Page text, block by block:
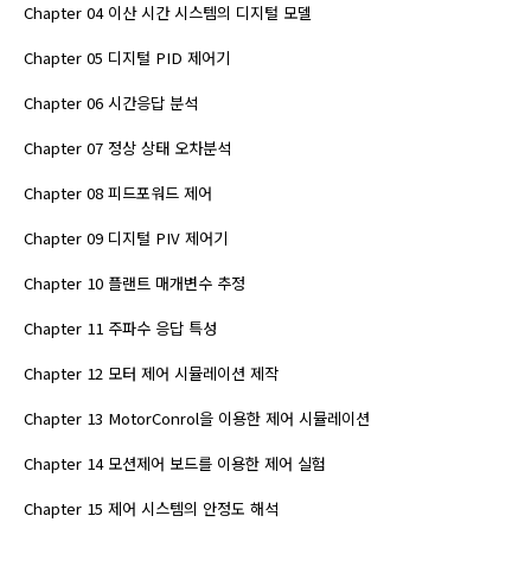
Chapter 04 이산 시간 시스템의 디지털 모델
Chapter 05 디지털 PID 제어기
Chapter 06 시간응답 분석
Chapter 07 정상 상태 오차분석
Chapter 08 피드포워드 제어
Chapter 09 디지털 PIV 제어기
Chapter 10 플랜트 매개변수 추정
Chapter 11 주파수 응답 특성
Chapter 12 모터 제어 시뮬레이션 제작
Chapter 13 MotorConrol을 이용한 제어 시뮬레이션
Chapter 14 모션제어 보드를 이용한 제어 실험
Chapter 15 제어 시스템의 안정도 해석